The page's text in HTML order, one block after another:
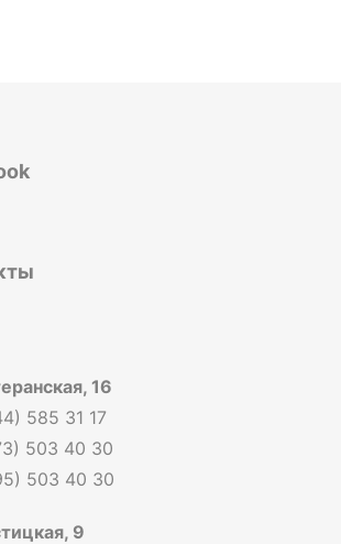
16
585 31 17
503 40 30
503 40 30
9